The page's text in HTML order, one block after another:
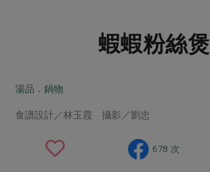
水產
調理食材・點心
調味醬料/南北貨 烘焙
湯品．鍋物
合作25-經典快閃最後一週
合作25-精選產品第四彈
更多當季產品
關注議題
減硝酸鹽
非基改運動 支持本土農糧
產品檢驗
自主把關
檢驗報告
蝦蝦粉絲煲
湯品．鍋物
食譜設計／林玉霞 攝影／劉忠
678 次